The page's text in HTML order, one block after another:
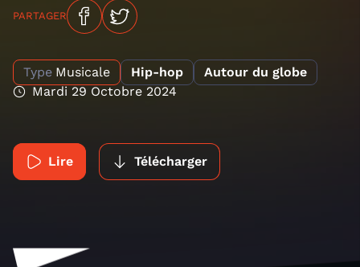
PARTAGER
Type Musicale Hip-hop
Autour du globe
Mardi 29 Octobre 2024
Lire Télécharger